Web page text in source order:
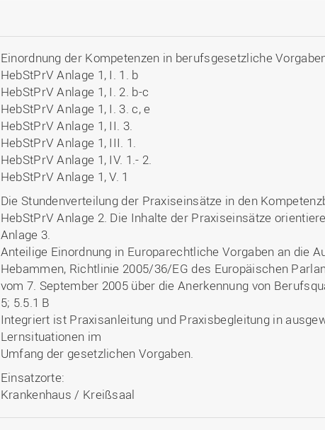
Einordnung der Kompetenzen in berufsgesetzliche
HebStPrV Anlage 1, I. 1. b
HebStPrV Anlage 1, I. 2. b-c
HebStPrV Anlage 1, I. 3. c, e
HebStPrV Anlage 1, II. 3.
HebStPrV Anlage 1, III. 1.
HebStPrV Anlage 1, IV. 1.- 2.
HebStPrV Anlage 1, V. 1
Die Stundenverteilung der Praxiseinsätze in den
HebStPrV Anlage 2. Die Inhalte der Praxiseinsätze
Anlage 3.
Anteilige Einordnung in Europarechtliche Vorgaben an die
Hebammen, Richtlinie 2005/36/EG des Europäischen
vom 7. September 2005 über die Anerkennung von
5; 5.5.1 B
Integriert ist Praxisanleitung und Praxisbegleitung in
Lernsituationen im
Umfang der gesetzlichen Vorgaben.
Einsatzorte:
Krankenhaus / Kreißsaal